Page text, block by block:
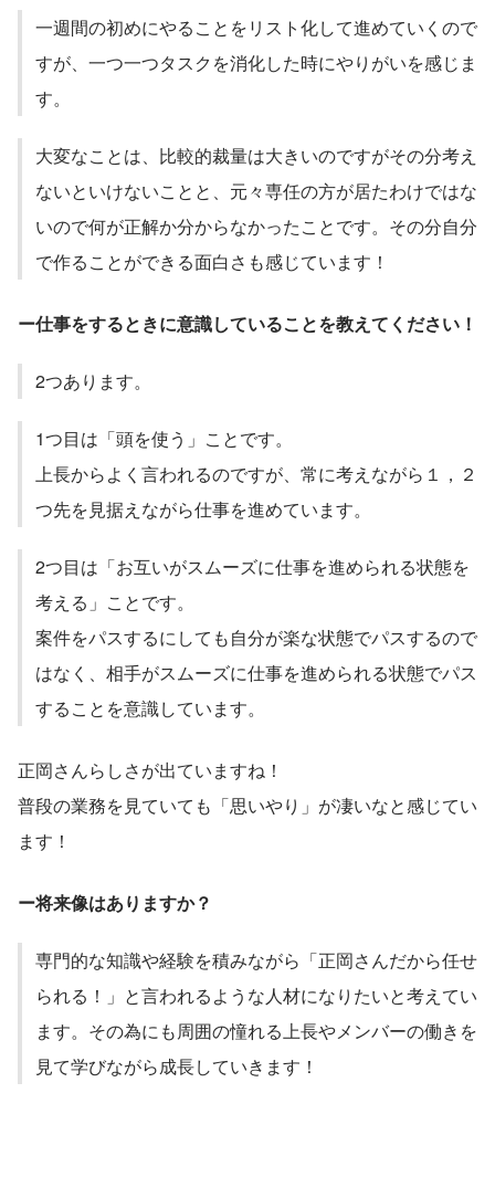
一週間の初めにやることをリスト化して進めていくので
すが、一つ一つタスクを消化した時にやりがいを感じま
す。
大変なことは、比較的裁量は大きいのですがその分考え
ないといけないことと、元々専任の方が居たわけではな
いので何が正解か分からなかったことです。その分自分
で作ることができる面白さも感じています！
ー仕事をするときに意識していることを教えてください！
2つあります。
1つ目は「頭を使う」ことです。
上長からよく言われるのですが、常に考えながら１，２
つ先を見据えながら仕事を進めています。
2つ目は「お互いがスムーズに仕事を進められる状態を
考える」ことです。
案件をパスするにしても自分が楽な状態でパスするので
はなく、相手がスムーズに仕事を進められる状態でパス
することを意識しています。
正岡さんらしさが出ていますね！
普段の業務を見ていても「思いやり」が凄いなと感じてい
ます！
ー将来像はありますか？
専門的な知識や経験を積みながら「正岡さんだから任せ
られる！」と言われるような人材になりたいと考えてい
ます。その為にも周囲の憧れる上長やメンバーの働きを
見て学びながら成長していきます！